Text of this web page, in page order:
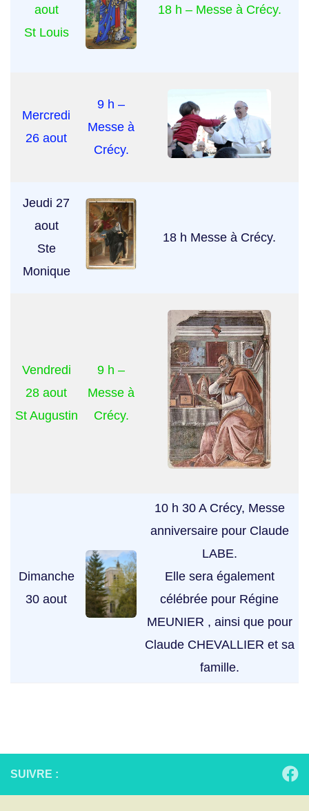
aout
St Louis
18 h – Messe à Crécy.
Mercredi
26 aout
9 h –
Messe à
Crécy.
Jeudi 27
aout
Ste
Monique
18 h Messe à Crécy.
Vendredi
28 aout
St Augustin
9 h –
Messe à
Crécy.
Dimanche
30 aout
10 h 30 A Crécy, Messe
anniversaire pour Claude
LABE.
Elle sera également
célébrée pour Régine
MEUNIER , ainsi que pour
Claude CHEVALLIER et sa
famille.
SUIVRE :